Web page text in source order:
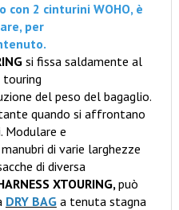
con 2 cinturini WOHO, è
per
si fissa saldamente al
touring
del peso del bagaglio.
quando si affrontano
Modulare e
di varie larghezze
di diversa
XTOURING,può
DRY BAGa tenuta stagna